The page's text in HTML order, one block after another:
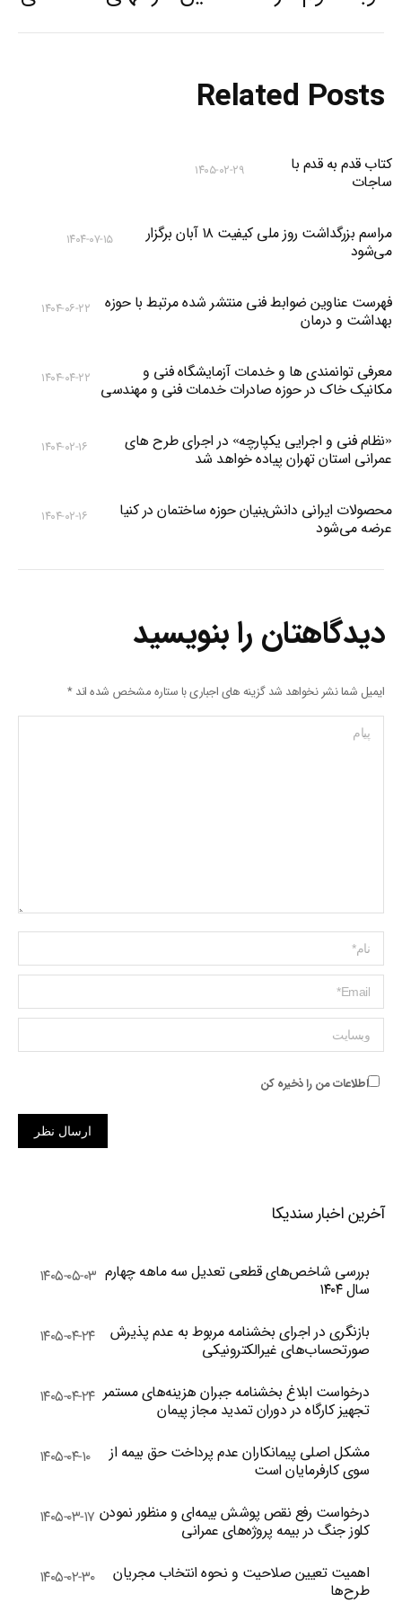
post:
Related Posts
کتاب قدم به قدم با
ساجات
۱۴۰۵-۰۲-۲۹
مراسم بزرگداشت روز ملی کیفیت ۱۸ آبان برگزار
می‌شود
۱۴۰۴-۰۷-۱۵
فهرست عناوین ضوابط فنی منتشر شده مرتبط با حوزه
بهداشت و درمان
۱۴۰۴-۰۶-۲۲
معرفی توانمندی ها و خدمات آزمایشگاه فنی و
مکانیک خاک در حوزه صادرات خدمات فنی و مهندسی
۱۴۰۴-۰۴-۲۲
«نظام فنی و اجرایی یکپارچه» در اجرای طرح های
عمرانی استان تهران پیاده خواهد شد
۱۴۰۴-۰۲-۱۶
محصولات ایرانی دانش‌بنیان‌ حوزه ساختمان در کنیا
عرضه می‌شود
۱۴۰۴-۰۲-۱۶
دیدگاهتان را بنویسید
ایمیل شما نشر نخواهد شد گزینه های اجباری با ستاره مشخص شده اند*
پیام
Name *
ایمیل *
وبسایت
اطلاعات من را ذخیره کن
ارسال نظر
آخرین اخبار سندیکا
بررسی شاخص‌های قطعی تعدیل سه ماهه چهارم
سال ۱۴۰۴
۱۴۰۵-۰۵-۰۳
بازنگری در اجرای بخشنامه مربوط به عدم پذیرش
صورتحساب‌های غیرالکترونیکی
۱۴۰۵-۰۴-۲۴
درخواست ابلاغ بخشنامه جبران هزینه‌های مستمر
تجهیز کارگاه در دوران تمدید مجاز پیمان
۱۴۰۵-۰۴-۲۴
مشکل اصلی پیمانکاران عدم پرداخت حق بیمه از
سوی کارفرمایان است
۱۴۰۵-۰۴-۱۰
درخواست رفع نقص پوشش بیمه‌ای و منظور نمودن
کلوز جنگ در بیمه پروژه‌های عمرانی
۱۴۰۵-۰۳-۱۷
اهمیت تعیین صلاحیت و نحوه انتخاب مجریان
طرح‌ها
۱۴۰۵-۰۲-۳۰